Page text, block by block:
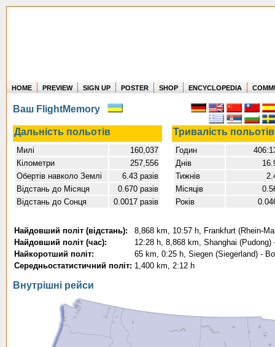
Where in the world have you flown?
How long have you been in the air?
Create your own FlightMemory and see!
HOME PREVIEW SIGN UP POSTER SHOP ENCYCLOPEDIA
Ваш FlightMemory
Дальність польотів Тривалість польотів
Милі
160,037
Кілометри
257,556
Обертів навколо Землі
6.43 разів
Відстань до Місяця
0.670 разів
Відстань до Сонця
0.0017 разів
Годин
Днів
Тижнів
Місяців
Років
Найдовший політ (відстань):
8,868 km, 10:57 h, Frankfurt (Rhein-
Найдовший політ (час):
12:28 h, 8,868 km, Shanghai
Найкоротший політ:
65 km, 0:25 h, Siegen (Siegerland) -
Середньостатистичний політ: 1,400 km, 2:12 h
Внутрішні рейси